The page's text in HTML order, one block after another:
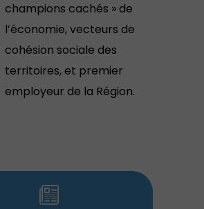
champions cachés » de
l’économie, vecteurs de
cohésion sociale des
territoires, et premier
employeur de la Région.